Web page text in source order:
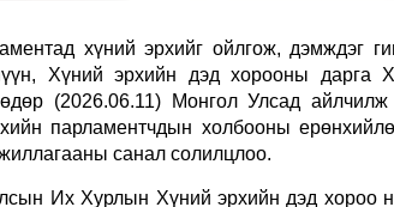
хүний эрхийг ойлгож, дэмждэг
Хүний эрхийн дэд хорооны дарга
(2026.06.11) Монгол Улсад
парламентчдын холбооны
санал солилцлоо.
Их Хурлын Хүний эрхийн дэд хороо